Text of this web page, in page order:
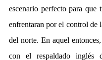
escenario perfecto para que
enfrentaran por el control de
del norte. En aquel
con el respaldado inglés